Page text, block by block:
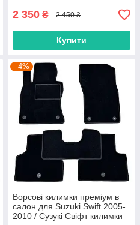
2 350 ₴ 2 450 ₴
Купити
–4%
Ворсові килимки преміум в
салон для Suzuki Swift 2005-
2010 / Сузукі Свіфт килимки